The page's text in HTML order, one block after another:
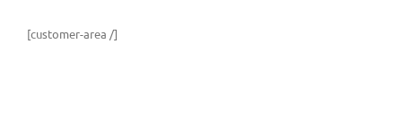
[customer-area /]